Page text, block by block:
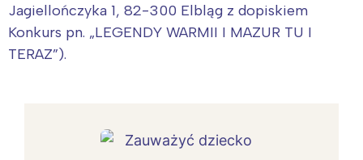
Jagiellończyka 1, 82-300 Elbląg z dopiskiem
Konkurs pn. „LEGENDY WARMII I MAZUR TU I
TERAZ”).